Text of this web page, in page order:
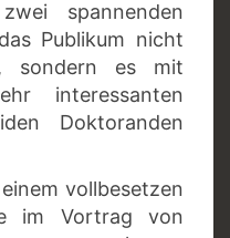
spannenden
Publikum nicht
sondern es mit
interessanten
Doktoranden
vollbesetzen
im Vortrag von